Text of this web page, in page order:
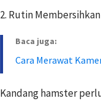
2. Rutin
Baca juga:
Cara Merawat
Kandang hamster